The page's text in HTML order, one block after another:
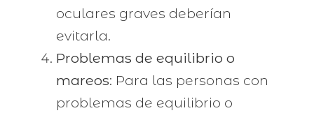
oculares graves deberían
evitarla.
Problemas de equilibrio o
mareos: Para las personas con
problemas de equilibrio o